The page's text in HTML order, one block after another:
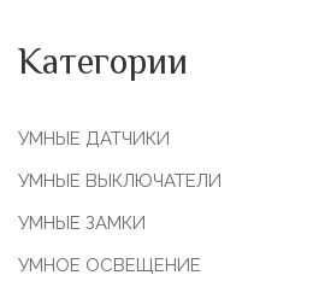
Категории
УМНЫЕ ДАТЧИКИ
УМНЫЕ ВЫКЛЮЧАТЕЛИ
УМНЫЕ ЗАМКИ
УМНОЕ ОСВЕЩЕНИЕ